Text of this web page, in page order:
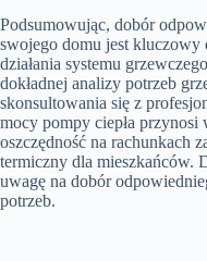
Podsumowując, dobór
swojego domu jest kluczowy
działania systemu
dokładnej analizy potrzeb
skonsultowania się z
mocy pompy ciepła
oszczędność na rachunkach
termiczny dla mieszkańców.
uwagę na dobór
potrzeb.